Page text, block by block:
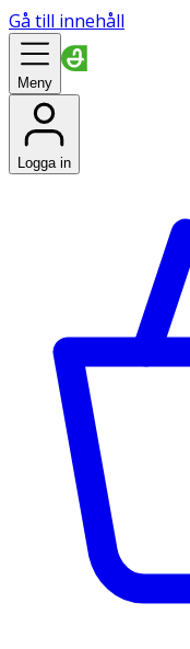
Gå till innehåll
Meny
Logga in